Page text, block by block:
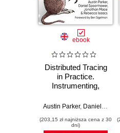
ebook
Distributed Tracing
in Practice.
Instrumenting,
Debugging
Austin Parker, Daniel Spoonhower
(203,15 zł najniższa cena z 30
dni)